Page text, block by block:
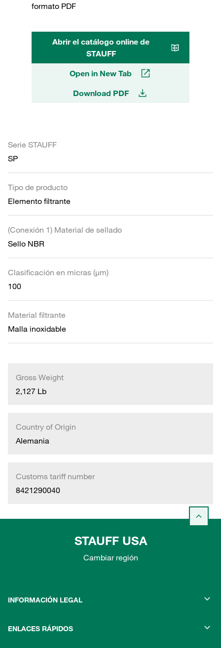
formato PDF
Abrir el catálogo online de
STAUFF
Open in New Tab
Download PDF
Serie STAUFF
SP
Tipo de producto
Elemento filtrante
(Conexión 1) Material de sellado
Sello NBR
Clasificación en micras (µm)
100
Material filtrante
Malla inoxidable
Gross Weight
2,127 Lb
Country of Origin
Alemania
Customs tariff number
8421290040
STAUFF USA
Cambiar región
INFORMACIÓN LEGAL
ENLACES RÁPIDOS